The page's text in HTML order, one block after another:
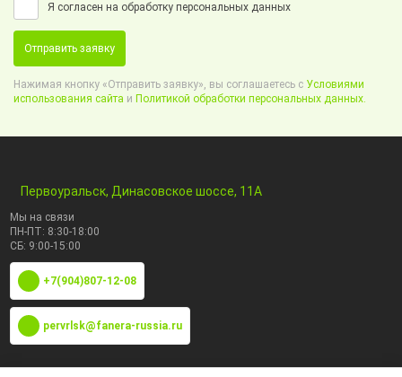
Я согласен на обработку персональных данных
Отправить заявку
Нажимая кнопку «Отправить заявку», вы соглашаетесь с Условиями
использования сайта и Политикой обработки персональных данных.
Первоуральск, Динасовское шоссе, 11А
Мы на связи
ПН-ПТ: 8:30-18:00
СБ: 9:00-15:00
+7(904)807-12-08
pervrlsk@fanera-russia.ru